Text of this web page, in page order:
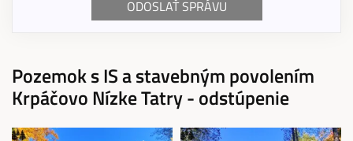
Pozemok s IS a stavebným povolením
Krpáčovo Nízke Tatry - odstúpenie